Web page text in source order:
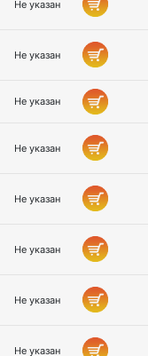
Не указан
Не указан
Не указан
Не указан
Не указан
Не указан
Не указан
Не указан